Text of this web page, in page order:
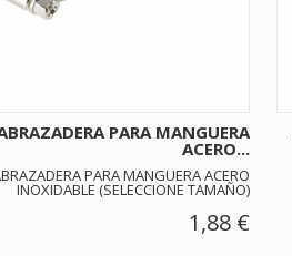
PARA MANGUERA
ACERO...
PARA MANGUERA ACERO
INOXIDABLE (SELECCIONE TAMAÑO)
1,88 €